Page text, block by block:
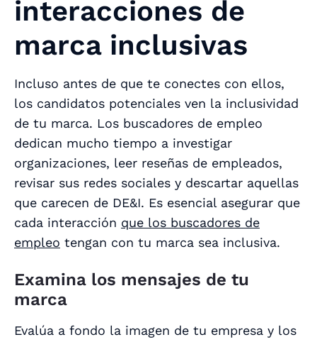
interacciones de
marca inclusivas
Incluso antes de que te conectes con ellos,
los candidatos potenciales ven la inclusividad
de tu marca. Los buscadores de empleo
dedican mucho tiempo a investigar
organizaciones, leer reseñas de empleados,
revisar sus redes sociales y descartar aquellas
que carecen de DE&I. Es esencial asegurar que
cada interacción que los buscadores de
empleo tengan con tu marca sea inclusiva.
Examina los mensajes de tu
marca
Evalúa a fondo la imagen de tu empresa y los